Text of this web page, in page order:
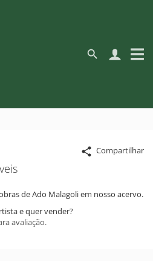
Compartilhar
de Ado Malagoli em nosso acervo.
e quer vender?
avaliação.